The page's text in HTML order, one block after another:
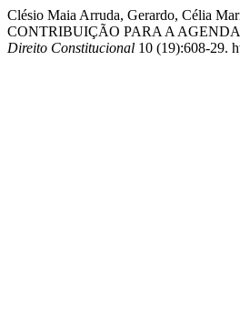
Clésio Maia Arruda, Gerardo, Célia
CONTRIBUIÇÃO PARA A
Direito Constitucional 10 (19):608-29.